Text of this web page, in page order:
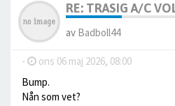
RE: TRASIG A/C
av Badboll44
- ons 06 maj 2026, 08:00
Bump.
Nån som vet?